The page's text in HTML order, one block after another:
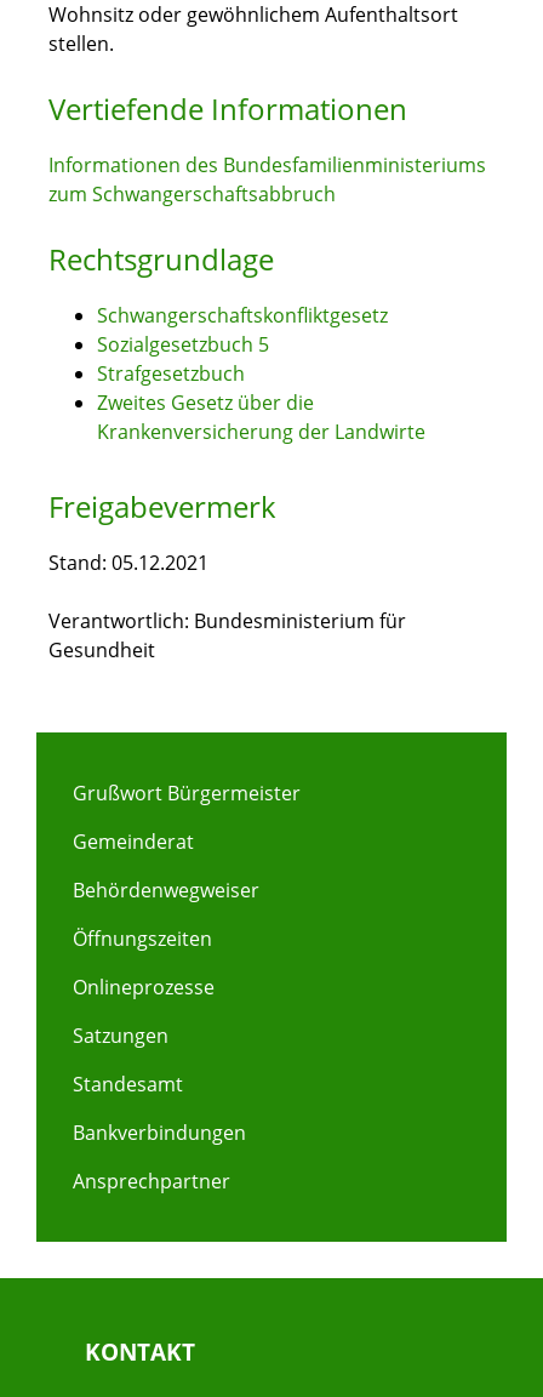
Wohnsitz oder gewöhnlichem Aufenthaltsort
stellen.
Vertiefende Informationen
Informationen des Bundesfamilienministeriums
zum Schwangerschaftsabbruch
Rechtsgrundlage
Schwangerschaftskonfliktgesetz
Sozialgesetzbuch 5
Strafgesetzbuch
Zweites Gesetz über die
Krankenversicherung der Landwirte
Freigabevermerk
Stand: 05.12.2021
Verantwortlich: Bundesministerium für
Gesundheit
Grußwort Bürgermeister
Gemeinderat
Behördenwegweiser
Öffnungszeiten
Onlineprozesse
Satzungen
Standesamt
Bankverbindungen
Ansprechpartner
KONTAKT